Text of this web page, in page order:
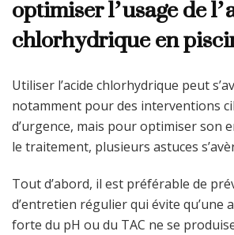
chlorhydrique en
Utiliser l’acide chlorhydrique peut
notamment pour des interventions
d’urgence, mais pour optimiser son
le traitement, plusieurs astuces
Tout d’abord, il est préférable de
d’entretien régulier qui évite
forte du pH ou du TAC ne se